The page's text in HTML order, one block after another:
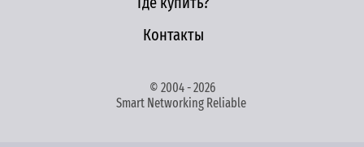
Контакты
© 2004 - 2026
Smart Networking Reliable